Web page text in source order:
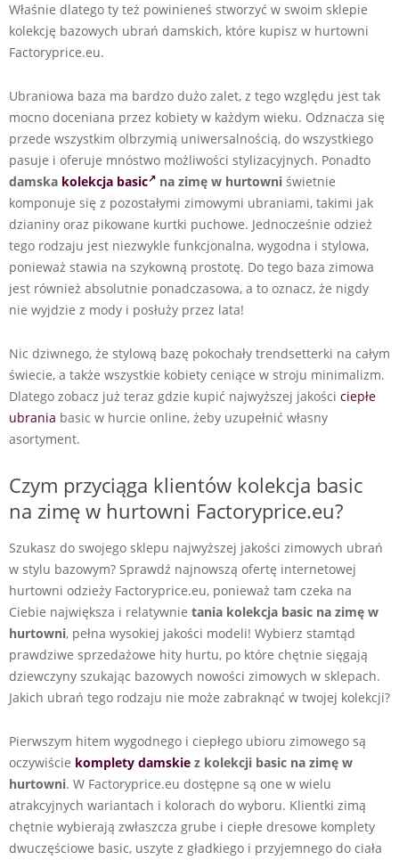
Właśnie dlatego ty też powinieneś stworzyć w swoim sklepie
kolekcję bazowych ubrań damskich, które kupisz w hurtowni
Factoryprice.eu.
Ubraniowa baza ma bardzo dużo zalet, z tego względu jest tak
mocno doceniana przez kobiety w każdym wieku. Odznacza się
przede wszystkim olbrzymią uniwersalnością, do wszystkiego
pasuje i oferuje mnóstwo możliwości stylizacyjnych. Ponadto
damska kolekcja basic na zimę w hurtowni świetnie
komponuje się z pozostałymi zimowymi ubraniami, takimi jak
dzianiny oraz pikowane kurtki puchowe. Jednocześnie odzież
tego rodzaju jest niezwykle funkcjonalna, wygodna i stylowa,
ponieważ stawia na szykowną prostotę. Do tego baza zimowa
jest również absolutnie ponadczasowa, a to oznacz, że nigdy
nie wyjdzie z mody i posłuży przez lata!
Nic dziwnego, że stylową bazę pokochały trendsetterki na całym
świecie, a także wszystkie kobiety ceniące w stroju minimalizm.
Dlatego zobacz już teraz gdzie kupić najwyższej jakości ciepłe
ubrania basic w hurcie online, żeby uzupełnić własny
asortyment.
Czym przyciąga klientów kolekcja basic
na zimę w hurtowni Factoryprice.eu?
Szukasz do swojego sklepu najwyższej jakości zimowych ubrań
w stylu bazowym? Sprawdź najnowszą ofertę internetowej
hurtowni odzieży Factoryprice.eu, ponieważ tam czeka na
Ciebie największa i relatywnie tania kolekcja basic na zimę w
hurtowni, pełna wysokiej jakości modeli! Wybierz stamtąd
prawdziwe sprzedażowe hity hurtu, po które chętnie sięgają
dziewczyny szukając bazowych nowości zimowych w sklepach.
Jakich ubrań tego rodzaju nie może zabraknąć w twojej kolekcji?
Pierwszym hitem wygodnego i ciepłego ubioru zimowego są
oczywiście komplety damskie z kolekcji basic na zimę w
hurtowni. W Factoryprice.eu dostępne są one w wielu
atrakcyjnych wariantach i kolorach do wyboru. Klientki zimą
chętnie wybierają zwłaszcza grube i ciepłe dresowe komplety
dwuczęściowe basic, uszyte z gładkiego i przyjemnego do ciała